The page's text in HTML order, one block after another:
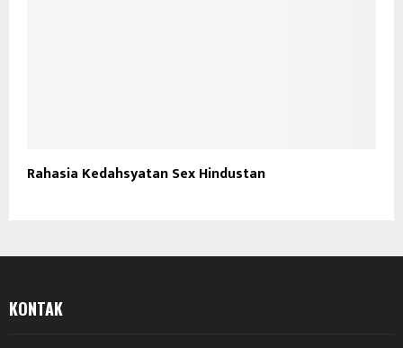
Rahasia Kedahsyatan Sex Hindustan
KONTAK